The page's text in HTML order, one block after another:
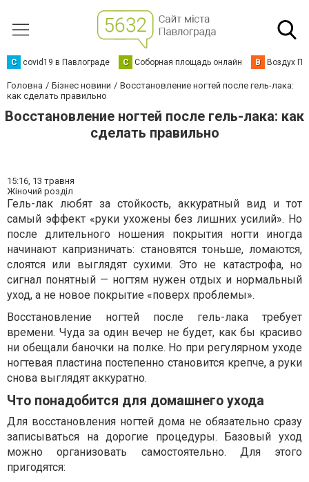
C covid19 в Павлограде С Соборная площадь онлайн В Воздух
Головна Бізнес новини
Восстановление ногтей после гель-лака:
как сделать правильно
Восстановление ногтей после гель-лака: как
сделать правильно
15:16, 13 травня
Жіночий розділ
Гель-лак любят за стойкость, аккуратный вид и тот
самый эффект «руки ухожены без лишних усилий». Но
после длительного ношения покрытия ногти иногда
начинают капризничать: становятся тоньше, ломаются,
слоятся или выглядят сухими. Это не катастрофа, но
сигнал понятный — ногтям нужен отдых и нормальный
уход, а не новое покрытие «поверх проблемы».
Восстановление ногтей после гель-лака требует
времени. Чуда за один вечер не будет, как бы красиво
ни обещали баночки на полке. Но при регулярном уходе
ногтевая пластина постепенно становится крепче, а руки
снова выглядят аккуратно.
Что понадобится для домашнего ухода
Для восстановления ногтей дома не обязательно сразу
записываться на дорогие процедуры. Базовый уход
можно организовать самостоятельно. Для этого
пригодятся: